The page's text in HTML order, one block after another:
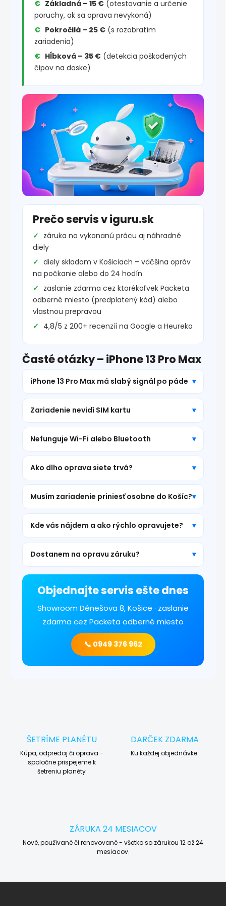
Základná – 15 € (otestovanie a určenie
poruchy, ak sa oprava nevykoná)
Pokročilá – 25 € (s rozobratím
zariadenia)
Hĺbková – 35 € (detekcia poškodených
čipov na doske)
Prečo servis v iguru.sk
záruka na vykonanú prácu aj náhradné
diely
diely skladom v Košiciach – väčšina opráv
na počkanie alebo do 24 hodín
zaslanie zdarma cez ktorékoľvek Packeta
odberné miesto (predplatený kód) alebo
vlastnou prepravou
4,8/5 z 200+ recenzií na Google a Heureka
Časté otázky – iPhone 13 Pro Max
iPhone 13 Pro Max má slabý signál po páde
Zariadenie nevidí SIM kartu
Nefunguje Wi-Fi alebo Bluetooth
Ako dlho oprava siete trvá?
Musím zariadenie priniesť osobne do Košíc?
Kde vás nájdem a ako rýchlo opravujete?
Dostanem na opravu záruku?
Objednajte servis ešte dnes
Showroom Dénešova 8, Košice · zaslanie
zdarma cez Packeta odberné miesto
📞 0949 376 962
ŠETRÍME PLANÉTU
Kúpa, odpredaj či oprava -
spoločne prispejeme k
šetreniu planéty
DARČEK ZDARMA
Ku každej objednávke.
ZÁRUKA 24 MESIACOV
Nové, používané či renovované - všetko so zárukou 12 až 24
mesiacov.